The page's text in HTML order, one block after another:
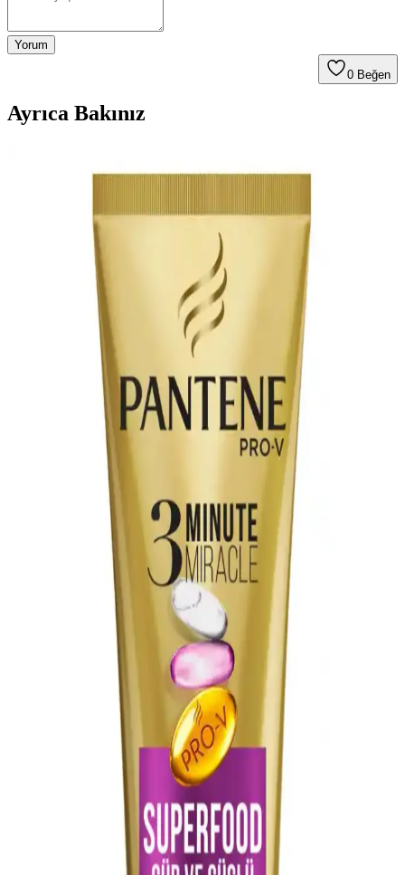
Yorum
0 Beğen
Ayrıca Bakınız
Asya Güzellik Ürünlerinde Yenilikçi ve Etkili Bakım
Asya güzellik ürünleri, gözden saça, cilt bakımından doğal
yöntemlere kadar yenilikçi ve etkili çözümler sunar. Geleneksel ve
modern ürünlerin birleşimi, farklı bakım ihtiyaçlarına hitap eder.
Saç Açıcı Kullanımının Saç Sağlığına Etkileri ve
Etkili Bakım Yöntemleri
Saç açıcılar, saçın yapısal bağlarını zayıflatarak kırılganlığa yol açar.
Bond onarıcılar hasarı tamamen gideremez, ancak saçın
görünümünü iyileştirir. Profesyonel uygulama ve düzenli bakım
Unove Deep Damage Treatment Ex: Kalın ve
Ağartılmış Saçlar İçin Derinlemesine Bakım Ürünü
Unove Deep Damage Treatment Ex, kalın ve ağartılmış saçlar için
yoğun bakım sunar. Ürün saçları yumuşatır, nemlendirir ve
kabarmayı azaltır. İnce saçlarda ağırlaşma yapabilir, kullanımda
Çift Şampuanlama Yönteminin Saç Temizliğinde
Bilimsel Değerlendirmesi ve Uygulama Rehberi
Çift şampuanlama, saç ve saç derisindeki kalıntıları temizlemek için
şampuanın iki kez uygulanmasıdır. Ancak gerekliliği saçın durumu
ve temizleme ihtiyacına bağlıdır. İlk yıkama genellikle yeterlidir.
Saç Porozitesi: Kutikül Hasarı, Çevresel Etkiler ve
pH Değerinin Bilimsel İncelemesi
Saç porozitesi, kutikül tabakasının hasar durumu ve su emme
kapasitesiyle ilişkilidir. Çevresel etkiler ve yaşlanma saçın yapısını
değiştirirken, pH'nın etkisi henüz netleşmemiştir. Kutikülün
korunması önemlidir.
Kaminomoto Super Strength Hair Serum Gold: Saç
Sağlığı ve Kullanıcı Yorumları İncelemesi